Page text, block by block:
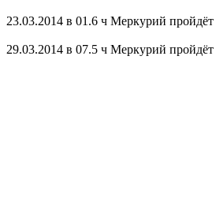
23.03.2014 в 01.6 ч Меркурий
29.03.2014 в 07.5 ч Меркурий